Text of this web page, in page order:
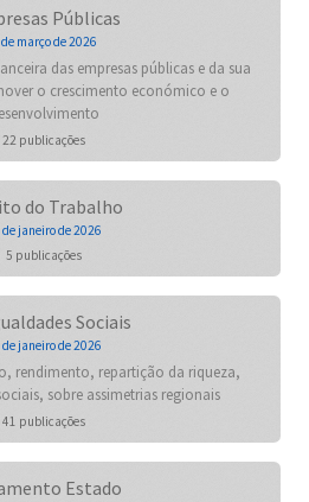
Públicas
março de 2026
das empresas públicas e da sua
o crescimento económico e o
22 publicações
do Trabalho
janeiro de 2026
5 publicações
Sociais
janeiro de 2026
rendimento, repartição da riqueza,
sobre assimetrias regionais
41 publicações
Estado